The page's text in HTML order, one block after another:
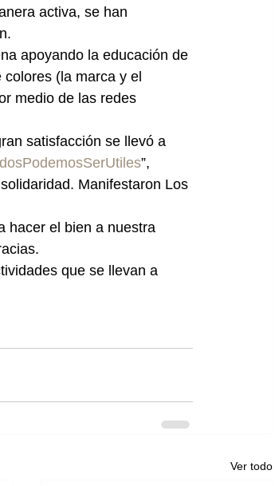
activa, se han
apoyando la educación de
(la marca y el
medio de las redes
satisfacción se llevó a
”,
Manifestaron Los
hacer el bien a nuestra
que se llevan a
Ver todo